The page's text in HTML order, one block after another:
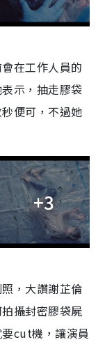
在工作人員的
示，抽走膠袋
便可，不過她
+3
，大讚謝芷倫
攝封密膠袋屍
cut機，讓演員